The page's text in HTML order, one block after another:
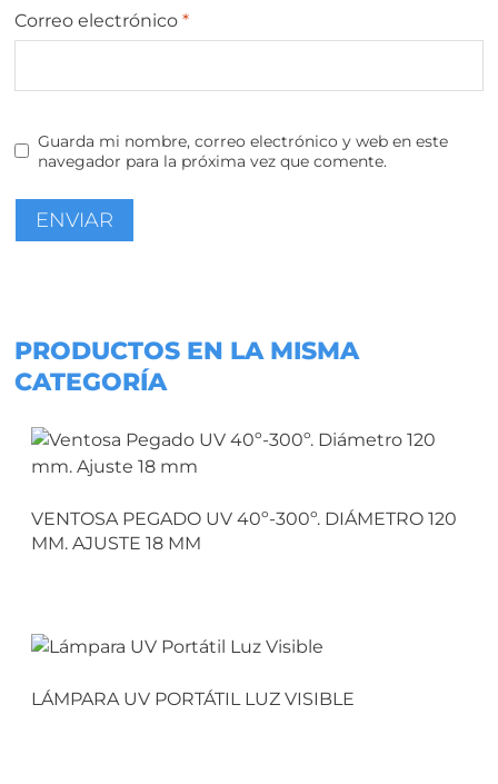
Correo electrónico *
Guarda mi nombre, correo electrónico y web en este
navegador para la próxima vez que comente.
PRODUCTOS EN LA MISMA
CATEGORÍA
VENTOSA PEGADO UV 40º-300º. DIÁMETRO 120
MM. AJUSTE 18 MM
LÁMPARA UV PORTÁTIL LUZ VISIBLE